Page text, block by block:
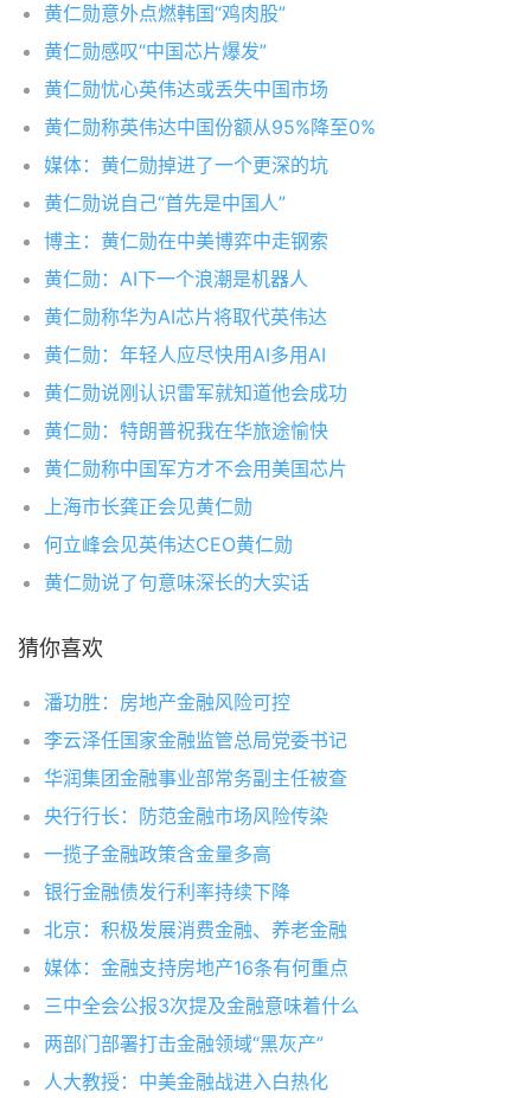
黄仁勋意外点燃韩国“鸡肉股”
黄仁勋感叹“中国芯片爆发”
黄仁勋忧心英伟达或丢失中国市场
黄仁勋称英伟达中国份额从95%降至0%
媒体：黄仁勋掉进了一个更深的坑
黄仁勋说自己“首先是中国人”
博主：黄仁勋在中美博弈中走钢索
黄仁勋：AI下一个浪潮是机器人
黄仁勋称华为AI芯片将取代英伟达
黄仁勋：年轻人应尽快用AI多用AI
黄仁勋说刚认识雷军就知道他会成功
黄仁勋：特朗普祝我在华旅途愉快
黄仁勋称中国军方才不会用美国芯片
上海市长龚正会见黄仁勋
何立峰会见英伟达CEO黄仁勋
黄仁勋说了句意味深长的大实话
猜你喜欢
潘功胜：房地产金融风险可控
李云泽任国家金融监管总局党委书记
华润集团金融事业部常务副主任被查
央行行长：防范金融市场风险传染
一揽子金融政策含金量多高
银行金融债发行利率持续下降
北京：积极发展消费金融、养老金融
媒体：金融支持房地产16条有何重点
三中全会公报3次提及金融意味着什么
两部门部署打击金融领域“黑灰产”
人大教授：中美金融战进入白热化